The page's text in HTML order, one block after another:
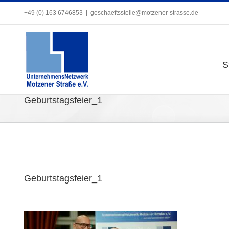
springen
+49 (0) 163 6746853 geschaeftsstelle@motzener-strasse.de
+49 (0) 163 6746853 geschaeftsstelle@motzener-strasse.de
Geburtstagsfeier_1
Geburtstagsfeier_1